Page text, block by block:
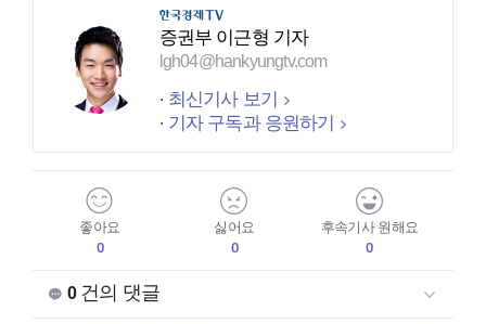
증권부 이근형 기자
lgh04@hankyungtv.com
최신기사 보기
기자 구독과 응원하기
좋아요
0
싫어요
0
후속기사 원해요
0
0건의 댓글